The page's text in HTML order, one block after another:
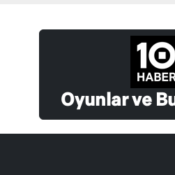
Oyunlar ve